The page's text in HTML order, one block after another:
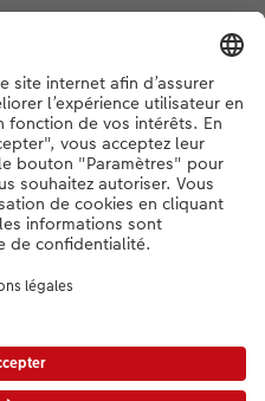
nos produits ou votre commande,
au dimanche, de 9h00 à 20h00
044 499 10 37• 7j/7 • de 9h à
| IT
de traitement et/ou d’envoi en sus,